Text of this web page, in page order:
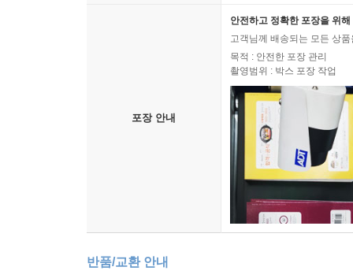
Test 4: Recognizing Patterns of Organization
Test 5: Recognizing Patterns of Organization
9. Mixing and Matching Patterns
Pure Versus Mixed Patterns
Combining Patterns in Longer Readings
Digging Deeper: The Kursk's Tragic End
Test 3: Recognizing Patterns in Paragraphs
포장 안내
안전하고 정확한 포장을 위
고객님께 배송되는 모든 상
목적 : 안전한 포장 관리
촬영범위 : 박스 포장 작업
반품/교환 안내